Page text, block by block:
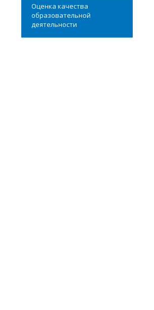
Оценка качества
образовательной
деятельности